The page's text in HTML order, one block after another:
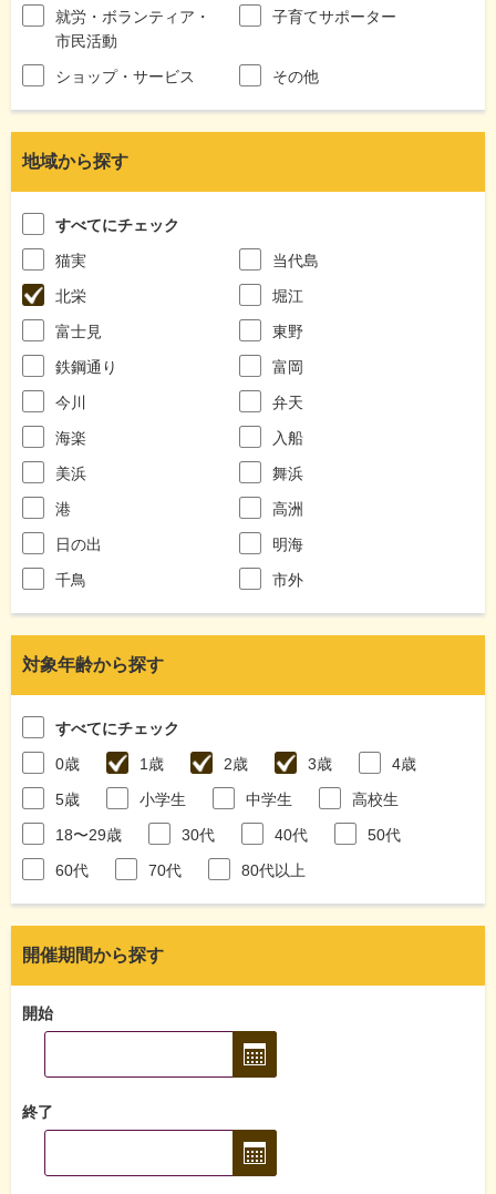
就労・ボランティア・
市民活動
子育てサポーター
ショップ・サービス その他
地域から探す
すべてにチェック
猫実
当代島
北栄
堀江
富士見
東野
鉄鋼通り
富岡
今川
弁天
海楽
入船
美浜
舞浜
港
高洲
日の出
明海
千鳥
市外
対象年齢から探す
すべてにチェック
0歳
1歳 2歳 3歳
4歳
5歳
小学生 中学生
高校生
18〜29歳
30代 40代
50代
60代
70代 80代以上
開催期間から探す
開始
終了